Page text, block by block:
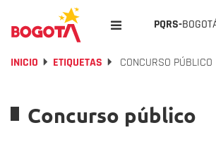
PQRS-
INICIO ETIQUETAS CONCURSO PÚBLICO
Concurso público